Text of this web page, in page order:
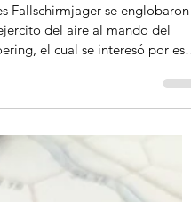
Bernal
8 min de lectura
-The
Assault on Holland
Fallschirmjager se englobaron
del aire al mando del
el cual se interesó por este